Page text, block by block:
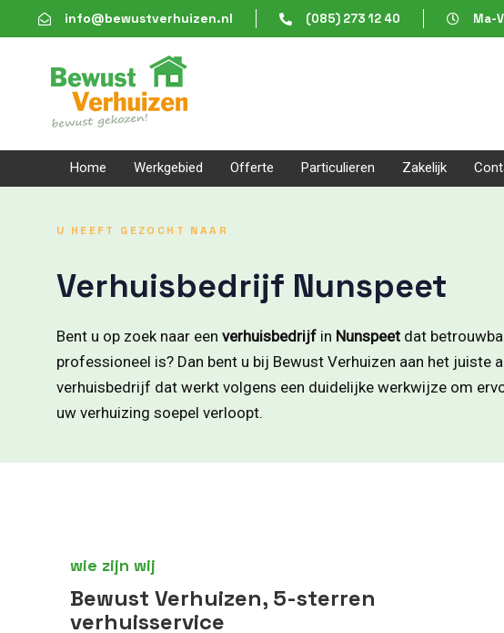
links
to
content
info@bewustverhuizen.nl (085) 273 12 40 Ma-
Home Werkgebied Offerte Particulieren Zakelijk
U HEEFT GEZOCHT NAAR
Verhuisbedrijf Nunspeet
Bent u op zoek naar een verhuisbedrijf in Nunspeet dat
professioneel is? Dan bent u bij Bewust Verhuizen aan het juiste
verhuisbedrijf dat werkt volgens een duidelijke werkwijze om
uw verhuizing soepel verloopt.
wie zijn wij
Bewust Verhuizen, 5-sterren
verhuisservice